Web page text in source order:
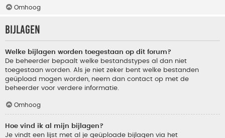
Omhoog
Bijlagen
Welke bijlagen worden toegestaan op dit forum?
De beheerder bepaalt welke bestandstypes al dan niet
toegestaan worden. Als je niet zeker bent welke bestanden
geüpload mogen worden, neem dan contact op met de
beheerder voor verdere informatie.
Omhoog
Hoe vind ik al mijn bijlagen?
Je vindt een lijst met al je geüploade bijlagen via het